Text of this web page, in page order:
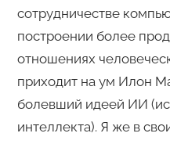
сотрудничестве
построении более
отношениях
приходит на ум Илон
болевший идеей ИИ
интеллекта). Я же в